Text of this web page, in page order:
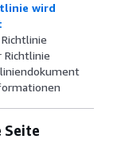
wird
Richtlinie
Seite